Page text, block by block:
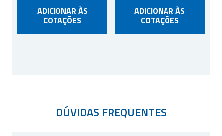
ADICIONAR ÀS
COTAÇÕES
ADICIONAR ÀS
COTAÇÕES
DÚVIDAS FREQUENTES